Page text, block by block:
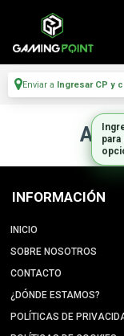
Enviar a Ingresar CP y
INFORMACIÓN
INICIO
SOBRE NOSOTROS
CONTACTO
¿DÓNDE ESTAMOS?
POLÍTICAS DE